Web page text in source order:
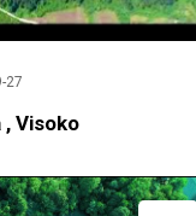
27
, Visoko